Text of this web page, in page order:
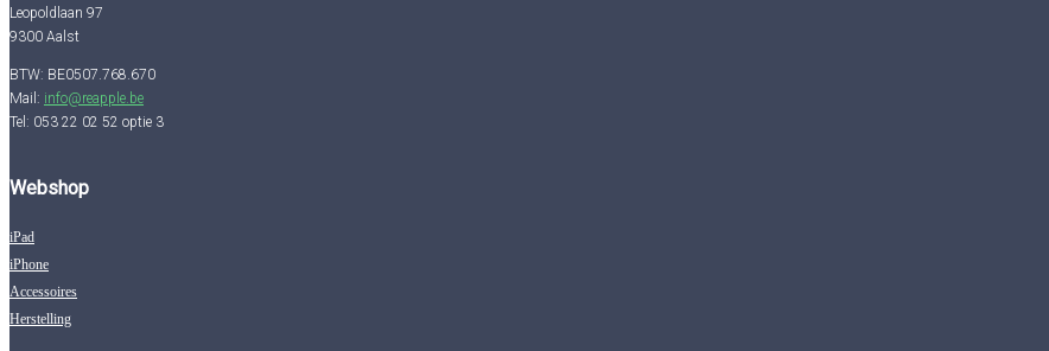
Leopoldlaan 97
9300 Aalst
BTW: BE0507.768.670
Mail: info@reapple.be
Tel: 053 22 02 52 optie 3
Webshop
iPad
iPhone
Accessoires
Herstelling